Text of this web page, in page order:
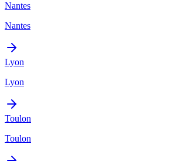
Nantes
Nantes
Lyon
Lyon
Toulon
Toulon